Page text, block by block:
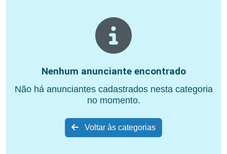
Nenhum anunciante encontrado
Não há anunciantes cadastrados nesta categoria
no momento.
Voltar às categorias